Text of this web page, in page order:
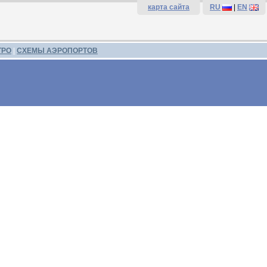
карта сайта RU EN
СХЕМЫ АЭРОПОРТОВ